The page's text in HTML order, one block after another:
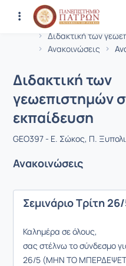
Αρχική Σελίδα
Διδακτική των
Ανακοινώσεις
Μάθημα :
Κωδικός : GEO397
Διδακτική των
γεωεπιστημών
εκπαίδευση
GEO397 - Ε. Σώκος, Π.
Ανακοινώσεις
Σεμινάριο Τρίτη
Καλημέρα σε όλους,
σας στέλνω το σύνδεσμο
26/5 (ΜΗΝ ΤΟ